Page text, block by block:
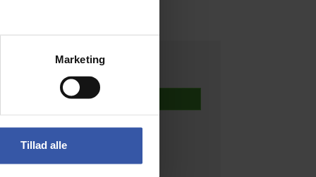
Marketing
Tillad alle
1.249,00 DKK
Info